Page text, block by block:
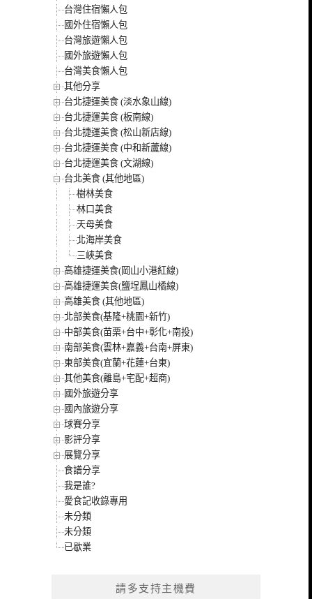
台灣住宿懶人包
國外住宿懶人包
台灣旅遊懶人包
國外旅遊懶人包
台灣美食懶人包
其他分享
台北捷運美食 (淡水象山線)
台北捷運美食 (板南線)
台北捷運美食 (松山新店線)
台北捷運美食 (中和新蘆線)
台北捷運美食 (文湖線)
台北美食 (其他地區)
樹林美食
林口美食
天母美食
北海岸美食
三峽美食
高雄捷運美食(岡山小港紅線)
高雄捷運美食(鹽埕鳳山橘線)
高雄美食 (其他地區)
北部美食(基隆+桃園+新竹)
中部美食(苗栗+台中+彰化+南投)
南部美食(雲林+嘉義+台南+屏東)
東部美食(宜蘭+花蓮+台東)
其他美食(離島+宅配+超商)
國外旅遊分享
國內旅遊分享
球賽分享
影評分享
展覽分享
食譜分享
我是誰?
愛食記收錄專用
未分類
未分類
已歇業
請多支持主機費